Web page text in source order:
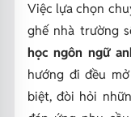
Việc lựa chọn
ghế nhà trường
học ngôn ngữ
hướng đi đều
biệt, đòi hỏi